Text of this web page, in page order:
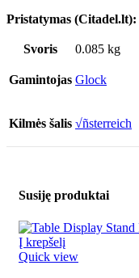
Pristatymas (Citadel.lt):
Svoris 0.085 kg
Gamintojas Glock
Kilmės šalis √ñsterreich
Susiję produktai
Į krepšelį
Quick view